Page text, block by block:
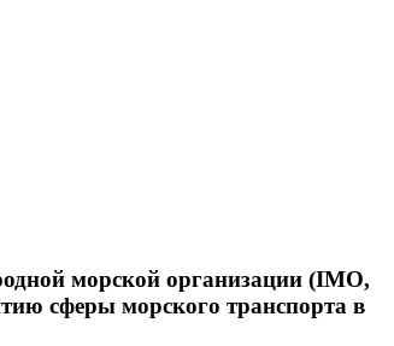
морской организации (IMO,
сферы морского транспорта в